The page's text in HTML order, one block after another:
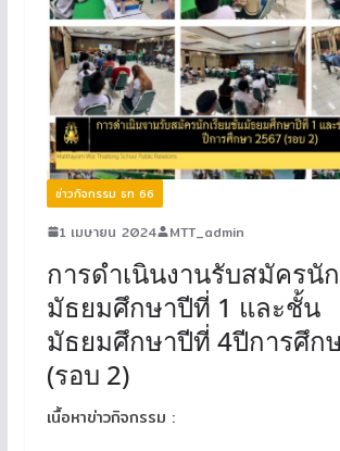
ข่าวกิจกรรม ธท 66
1 เมษายน 2024 MTT_admin
การดำเนินงานรับสมัครนั
มัธยมศึกษาปีที่ 1 และชั้น
มัธยมศึกษาปีที่ 4ปีการศึก
(รอบ 2)
เนื้อหาข่าวกิจกรรม :